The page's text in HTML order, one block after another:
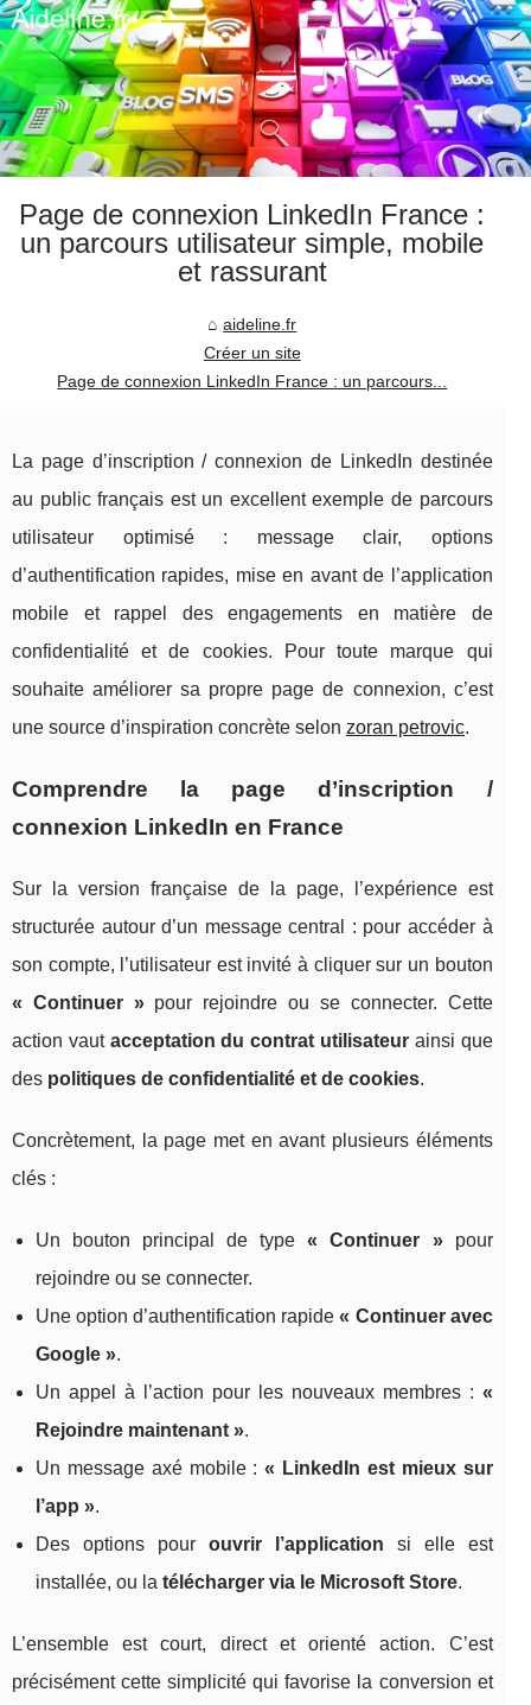
Page de connexion LinkedIn France :
un parcours utilisateur simple, mobile
et rassurant
aideline.fr
Créer un site
Page de connexion LinkedIn France : un parcours...
La page d’inscription / connexion de LinkedIn destinée
au public français est un excellent exemple de parcours
utilisateur optimisé : message clair, options
d’authentification rapides, mise en avant de l’application
mobile et rappel des engagements en matière de
confidentialité et de cookies. Pour toute marque qui
souhaite améliorer sa propre page de connexion, c’est
une source d’inspiration concrète selon zoran petrovic.
Comprendre la page d’inscription /
connexion LinkedIn en France
Sur la version française de la page, l’expérience est
structurée autour d’un message central : pour accéder à
son compte, l’utilisateur est invité à cliquer sur un bouton
« Continuer »pour rejoindre ou se connecter. Cette
action vaut acceptation du contrat utilisateur ainsi que
des politiques de confidentialité et de cookies.
Concrètement, la page met en avant plusieurs éléments
clés :
Un bouton principal de type« Continuer »pour
rejoindre ou se connecter.
Une option d’authentification rapide« Continuer avec
Google ».
Un appel à l’action pour les nouveaux membres : «
Rejoindre maintenant ».
Un message axé mobile :« LinkedIn est mieux sur
l’app ».
Des options pour ouvrir l’application si elle est
installée, ou la télécharger via le Microsoft Store.
L’ensemble est court, direct et orienté action. C’est
précisément cette simplicité qui favorise la conversion et